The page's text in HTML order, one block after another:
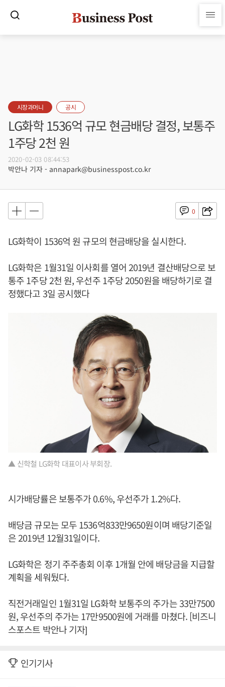
시장과머니 공시
LG화학 1536억 규모 현금배당 결정, 보통주
1주당 2천 원
2020-02-03 08:44:53
박안나 기자 - annapark@businesspost.co.kr
0
LG화학이 1536억 원 규모의 현금배당을 실시한다.
LG화학은 1월31일 이사회를 열어 2019년 결산배당으로 보
통주 1주당 2천 원, 우선주 1주당 2050원을 배당하기로 결
정했다고 3일 공시했다
▲ 신학철 LG화학 대표이사 부회장.
시가배당률은 보통주가 0.6%, 우선주가 1.2%다.
배당금 규모는 모두 1536억833만9650원이며 배당기준일
은 2019년 12월31일이다.
LG화학은 정기 주주총회 이후 1개월 안에 배당금을 지급할
계획을 세워뒀다.
직전거래일인 1월31일 LG화학 보통주의 주가는 33만7500
원, 우선주의 주가는 17만9500원에 거래를 마쳤다. [비즈니
스포스트 박안나 기자]
인기기사